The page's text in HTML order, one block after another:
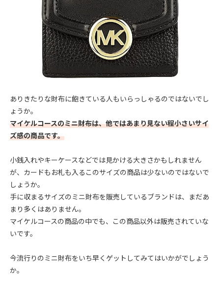
ありきたりな財布に飽きている人もいらっしゃるのではないでし
ょうか。
マイケルコースのミニ財布は、他ではあまり見ない程小さいサイ
ズ感の商品です。
小銭入れやキーケースなどでは見かける大きさかもしれません
が、カードもお札も入るこのサイズの商品は少ないのではないで
しょうか。
手に収まるサイズのミニ財布を販売しているブランドは、まだあ
まり多くはありません。
マイケルコースの商品の中でも、この商品以外は販売されていな
いです。
今流行りのミニ財布をいち早くゲットしてみてはいかがでしょう
か。